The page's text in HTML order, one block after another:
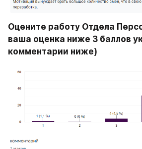
Оцените работу Отдела
ваша оценка ниже 3 баллов
комментарии ниже)